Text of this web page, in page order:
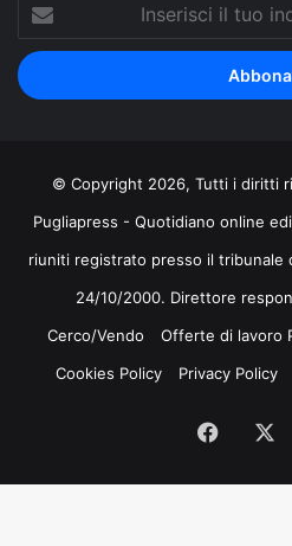
tuo
indirizzo
mail
© Copyright 2026, Tutti i diritti
Pugliapress - Quotidiano online
riuniti registrato presso il tribunale
24/10/2000. Direttore
Cerco/Vendo
Offerte di lavoro
Cookies Policy
Privacy Policy